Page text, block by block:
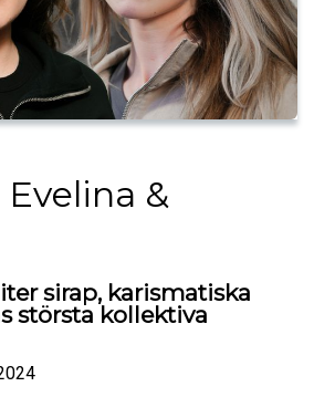
&
sirap, karismatiska
största kollektiva